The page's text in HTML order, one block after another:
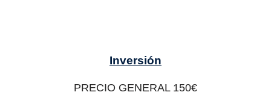
Inversión
PRECIO GENERAL 150€